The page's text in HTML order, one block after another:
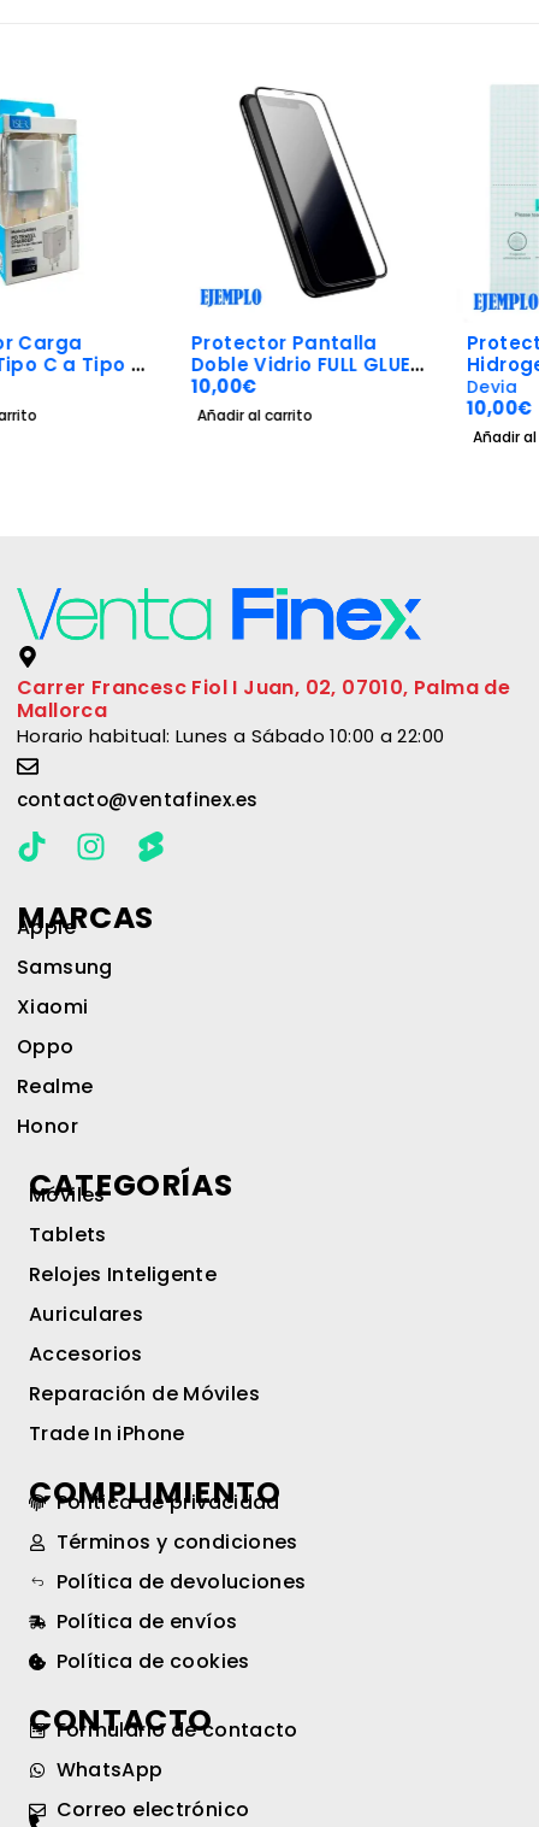
Protector Pantalla
Doble Vidrio FULL GLUE
Añadir al carrito
Protector Pantalla
Hidrogel
10,00
Carrer Francesc Fiol I Juan, 02, 07010, Palma de
Mallorca
Horario habitual: Lunes a Sábado 10:00 a 22:00
contacto@ventafinex.es
MARCAS
Apple
Samsung
Xiaomi
Oppo
Realme
Honor
CATEGORÍAS
Móviles
Tablets
Relojes Inteligente
Auriculares
Accesorios
Reparación de Móviles
Trade In iPhone
COMPLIMIENTO
Política de privacidad
Términos y condiciones
Política de devoluciones
Política de envíos
Política de cookies
CONTACTO
Formulario de contacto
WhatsApp
Correo electrónico